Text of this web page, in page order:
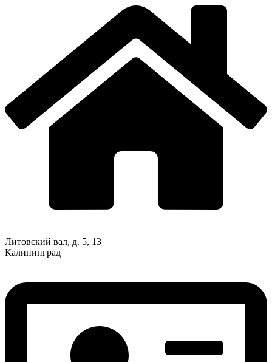
Литовский вал, д. 5, 13
Калининград